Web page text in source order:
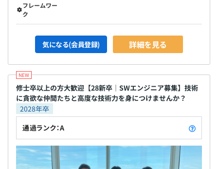
5名～10名で開発をおこなうことが多いです。
試用期間3ヶ月
フレームワー
ク
気になる(会員登録) 詳細を見る
修士卒以上の方大歓迎【28新卒｜SWエンジニア募集】技術
に貪欲な仲間たちと高度な技術力を身につけませんか？
2028年卒
通過ランク：A